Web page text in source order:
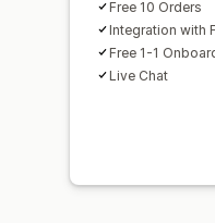
Free 10 Orders
Integration with
Free 1-1
Live Chat